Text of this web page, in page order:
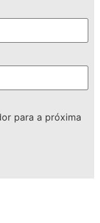
para a próxima